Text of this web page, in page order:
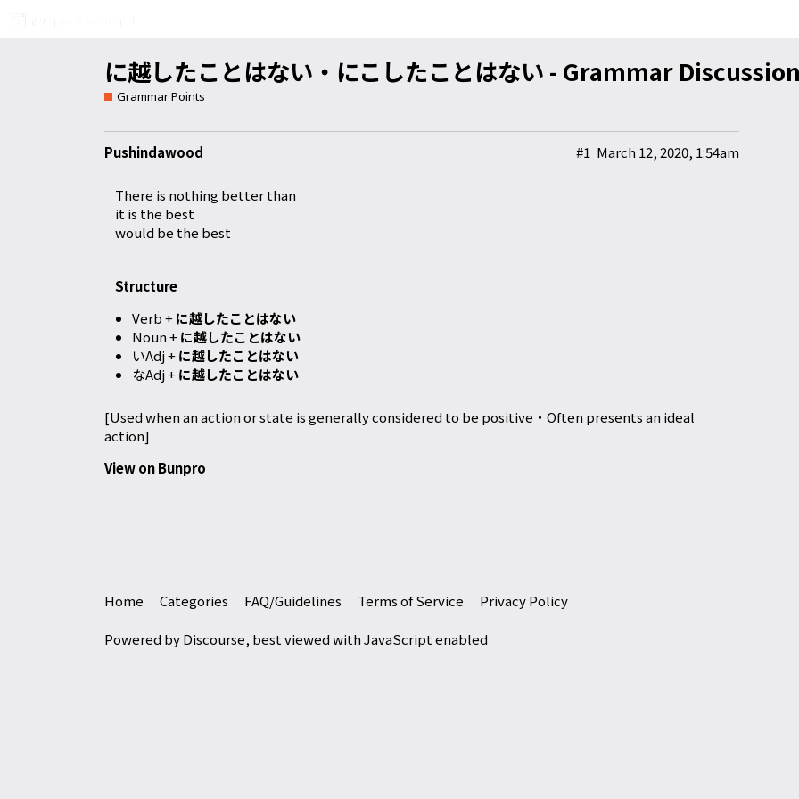
に越したことはない・にこしたことはない - Grammar
Grammar Points
Pushindawood March 12, 2020, 1:54am
#1
There is nothing better than
it is the best
would be the best
Structure
Verb +に越したことはない
Noun +に越したことはない
いAdj +に越したことはない
なAdj +に越したことはない
[Used when an action or state is generally considered to be positive・Often presents an ideal
action]
View on Bunpro
Home Categories FAQ/Guidelines Terms of Service Privacy Policy
Powered byDiscourse, best viewed with JavaScript enabled